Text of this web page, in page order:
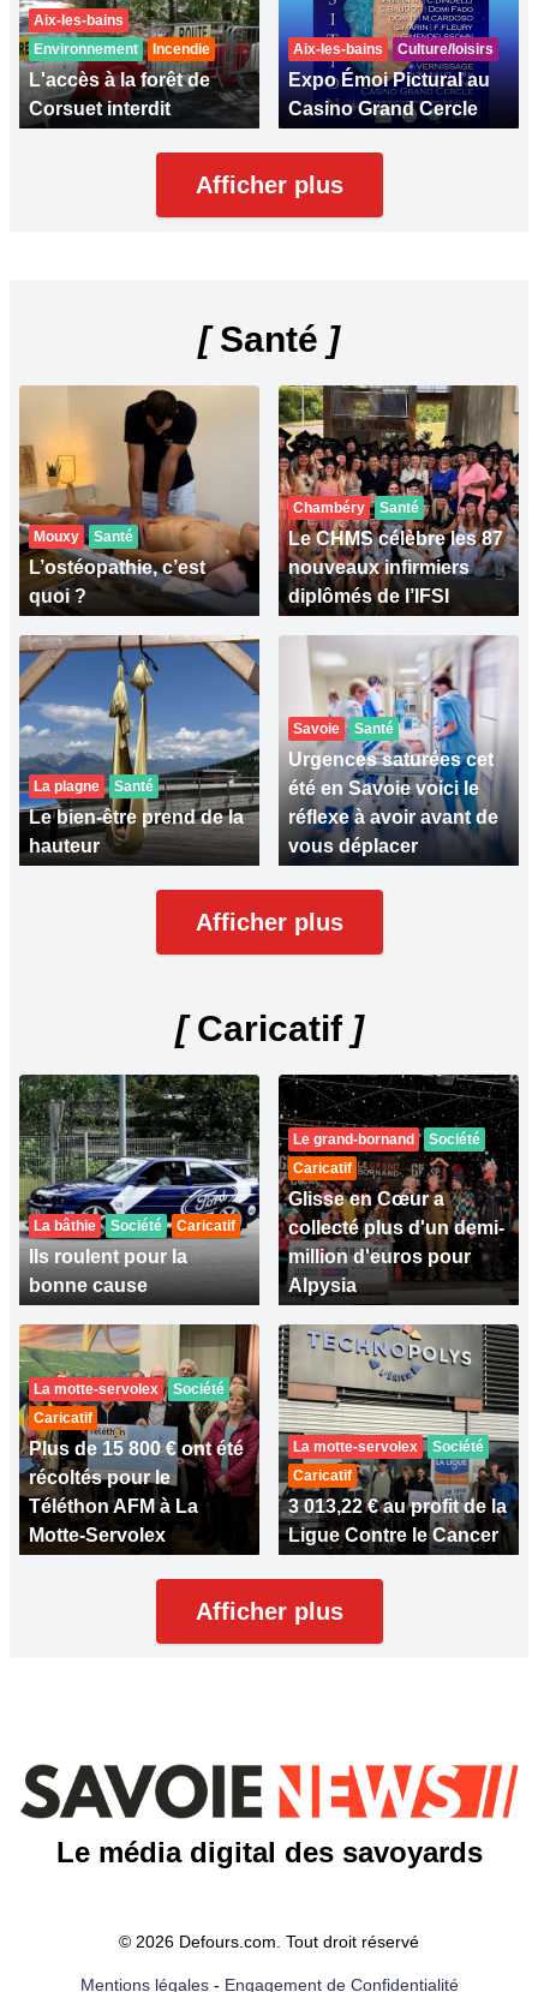
Aix-les-bains
Environnement
Incendie
L'accès à la forêt de
Corsuet interdit
Aix-les-bains Culture/loisirs
Expo Émoi Pictural au
Casino Grand Cercle
Afficher plus
[Santé ]
Mouxy Santé
L’ostéopathie, c’est
quoi ?
Chambéry Santé
Le CHMS célèbre les 87
nouveaux infirmiers
diplômés de l’IFSI
La plagne Santé
Le bien-être prend de la
hauteur
Savoie Santé
Urgences saturées cet
été en Savoie voici le
réflexe à avoir avant de
vous déplacer
Afficher plus
[Caricatif ]
La bâthie Société Caricatif
Ils roulent pour la
bonne cause
Le grand-bornand
Société
Caricatif
Glisse en Cœur a
collecté plus d'un demi-
million d'euros pour
Alpysia
La motte-servolex
Société
Caricatif
Plus de 15 800 € ont été
récoltés pour le
Téléthon AFM à La
Motte-Servolex
La motte-servolex
Société
Caricatif
3 013,22 € au profit de la
Ligue Contre le Cancer
Afficher plus
Le média digital des savoyards
© 2026 Defours.com. Tout droit réservé
Mentions légales- Engagement de Confidentialité